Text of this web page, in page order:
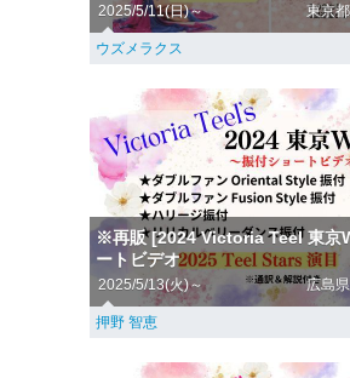
2025/5/11(日)～ 東京都
ウズメラクス
※再販 [2024 Victoria Teel 東京
ートビデオ
2025/5/13(火)～ 広島県
押野 智恵